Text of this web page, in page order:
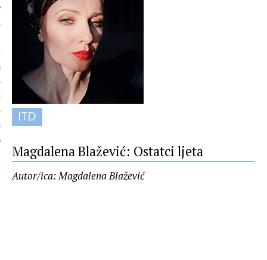
ITD
Magdalena Blažević: Ostatci ljeta
Autor/ica: Magdalena Blažević